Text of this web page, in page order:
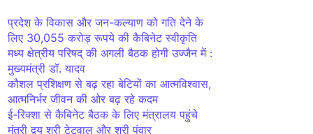
प्रदेश के विकास और जन-कल्याण को गति देने के
लिए 30,055 करोड़ रूपये की कैबिनेट स्वीकृति
मध्य क्षेत्रीय परिषद् की अगली बैठक होगी उज्जैन में :
मुख्यमंत्री डॉ. यादव
कौशल प्रशिक्षण से बढ़ रहा बेटियों का आत्मविश्वास,
आत्मनिर्भर जीवन की ओर बढ़ रहे कदम
ई-रिक्शा से कैबिनेट बैठक के लिए मंत्रालय पहुंचे
मंत्री द्वय श्री टेटवाल और श्री पंवार